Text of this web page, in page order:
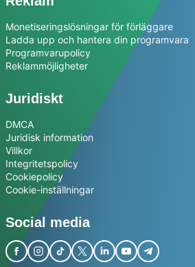
Monetiseringslösningar för förläggare
Ladda upp och hantera din programvara
Programvarupolicy
Reklammöjligheter
Juridiskt
DMCA
Juridisk information
Villkor
Integritetspolicy
Cookiepolicy
Cookie-inställningar
Social media